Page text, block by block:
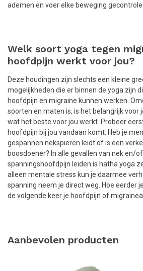
ademen en voer elke beweging
Welk soort yoga tegen
hoofdpijn werkt voor jou?
Deze houdingen zijn slechts een kleine
mogelijkheden die er binnen de yoga zijn
hoofdpijn en migraine kunnen werken.
soorten en maten is, is het belangrijk voor
wat het beste voor jou werkt. Probeer
hoofdpijn bij jou vandaan komt. Heb je
gespannen nekspieren leidt of is een
boosdoener? In alle gevallen van nek en/
spanningshoofdpijn leiden is hatha yoga
alleen mentale stress kun je daarmee
spanning neem je direct weg. Hoe eerder
de volgende keer je hoofdpijn of
Aanbevolen producten